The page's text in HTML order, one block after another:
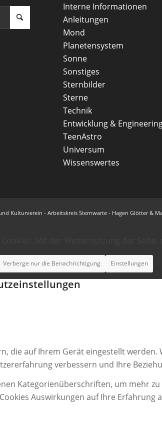
Interne Informationen
Anleitungen
Mond
Planetensystem
Sonne
Sonstiges
Sternbilder
Sterne
Technik
Entwicklung &
TeenAstro
Universum
Wissenswertes
Kulturverein - Arbeitskreis Sternwarte - Hagen Glötter &
Verberge nur die Benachrichtigung Einstellungen
die auf Ihrem Gerät eingestellt
verbessern und Ihre
Kategorienüberschriften, um mehr
Auswirkungen auf Ihre